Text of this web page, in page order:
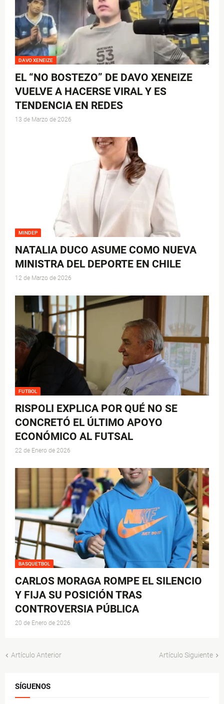
DAVO XENEIZE
EL “NO BOSTEZO” DE DAVO XENEIZE
VUELVE A HACERSE VIRAL Y ES
TENDENCIA EN REDES
13 de Marzo de 2026
MINDEP
NATALIA DUCO ASUME COMO NUEVA
MINISTRA DEL DEPORTE EN CHILE
12 de Marzo de 2026
FUTBOL
RISPOLI EXPLICA POR QUÉ NO SE
CONCRETÓ EL ÚLTIMO APOYO
ECONÓMICO AL FUTSAL
22 de Enero de 2026
BASQUETBOL
CARLOS MORAGA ROMPE EL SILENCIO
Y FIJA SU POSICIÓN TRAS
CONTROVERSIA PÚBLICA
20 de Enero de 2026
Artículo Anterior Artículo Siguiente
SÍGUENOS